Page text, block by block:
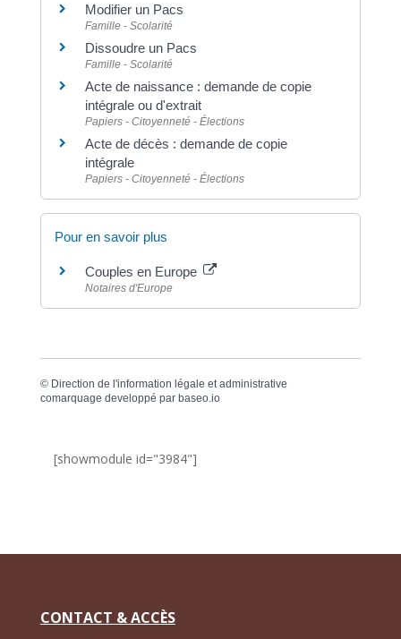
Modifier un Pacs
Famille - Scolarité
Dissoudre un Pacs
Famille - Scolarité
Acte de naissance : demande de copie
intégrale ou d'extrait
Papiers - Citoyenneté - Élections
Acte de décès : demande de copie
intégrale
Papiers - Citoyenneté - Élections
Pour en savoir plus
Couples en Europe
Notaires d'Europe
© Direction de l'information légale et administrative
comarquage developpé par baseo.io
[showmodule id="3984"]
CONTACT & ACCÈS